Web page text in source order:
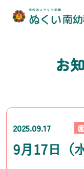
お
2025.09.17
9月17日（